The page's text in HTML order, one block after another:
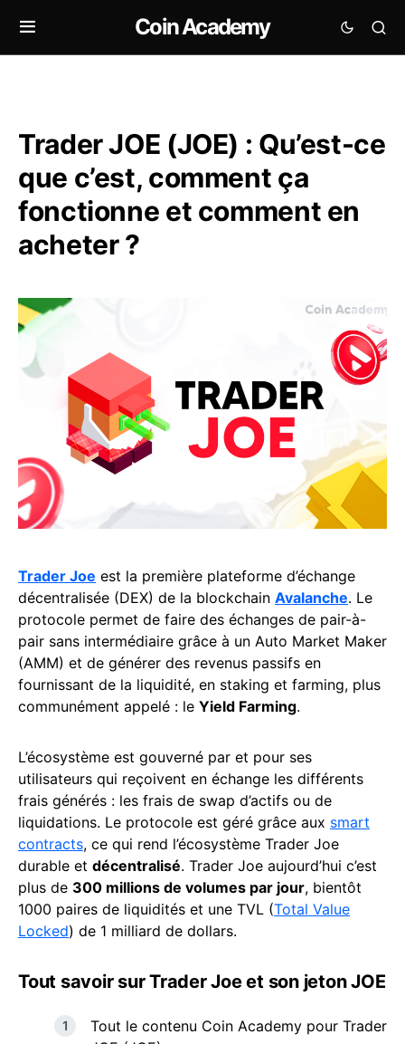
Coin Academy
Trader JOE (JOE) : Qu’est-ce
que c’est, comment ça
fonctionne et comment en
acheter ?
Trader Joe est la première plateforme d’échange
décentralisée (DEX) de la blockchain Avalanche. Le
protocole permet de faire des échanges de pair-à-
pair sans intermédiaire grâce à un Auto Market Maker
(AMM) et de générer des revenus passifs en
fournissant de la liquidité, en staking et farming, plus
communément appelé : le Yield Farming.
L’écosystème est gouverné par et pour ses
utilisateurs qui reçoivent en échange les différents
frais générés : les frais de swap d’actifs ou de
liquidations. Le protocole est géré grâce aux smart
contracts, ce qui rend l’écosystème Trader Joe
durable et décentralisé. Trader Joe aujourd’hui c’est
plus de 300 millions de volumes par jour, bientôt
1000 paires de liquidités et une TVL (Total Value
Locked) de 1 milliard de dollars.
Tout savoir sur Trader Joe et son jeton JOE
Tout le contenu Coin Academy pour Trader